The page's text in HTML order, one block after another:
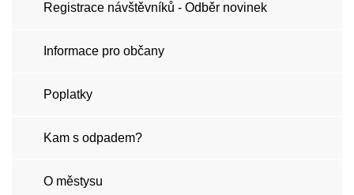
Registrace návštěvníků - Odběr novinek
Informace pro občany
Poplatky
Kam s odpadem?
O městysu